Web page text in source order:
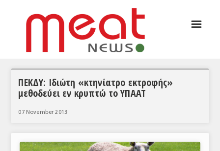
ΣΥΝΕΝΤΕΥΞΕΙΣ
ΘΕΜΑΤΑ
☰
ΠΕΚΔΥ: Ιδιώτη «κτηνίατρο εκτροφής»
μεθοδεύει εν κρυπτώ το ΥΠΑΑΤ
07 November 2013